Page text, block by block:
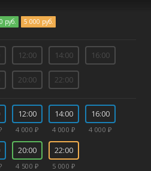
руб. 5 000 руб.
12:00 14:00 16:00
20:00 22:00
12:00
4 000 ₽
14:00
4 000 ₽
16:00
4 000 ₽
20:00
4 500 ₽
22:00
5 000 ₽